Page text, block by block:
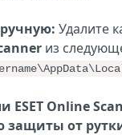
Удалите
из
ESET Online
защиты от